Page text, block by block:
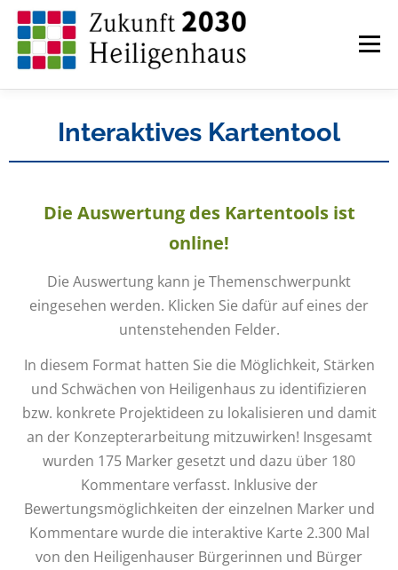
Zum
Inhalt
springen
Menü
ZUKUNFT HEILIGENHAUS AKTUELLES
MASSNAHMEN INNENSTADT
MASSNAHMEN NONNENBRUCH
Interaktives Kartentool
Die Auswertung des Kartentools ist
online!
Die Auswertung kann je Themenschwerpunkt
eingesehen werden. Klicken Sie dafür auf eines der
untenstehenden Felder.
In diesem Format hatten Sie die Möglichkeit, Stärken
und Schwächen von Heiligenhaus zu identifizieren
bzw. konkrete Projektideen zu lokalisieren und damit
an der Konzepterarbeitung mitzuwirken! Insgesamt
wurden 175 Marker gesetzt und dazu über 180
Kommentare verfasst. Inklusive der
Bewertungsmöglichkeiten der einzelnen Marker und
Kommentare wurde die interaktive Karte 2.300 Mal
von den Heiligenhauser Bürgerinnen und Bürger